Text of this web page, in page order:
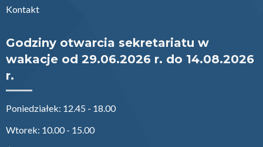
Kontakt
Godziny otwarcia sekretariatu w
wakacje od 29.06.2026 r. do 14.08.2026
r.
Poniedziałek: 12.45 - 18.00
Wtorek: 10.00 - 15.00